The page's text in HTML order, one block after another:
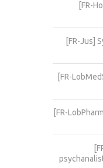
[FR-
[FR-Jus]
[FR-
[FR-